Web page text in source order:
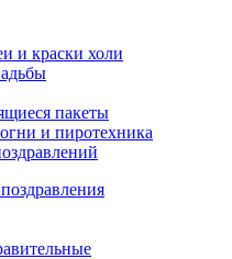
и краски холи
пакеты
и пиротехника